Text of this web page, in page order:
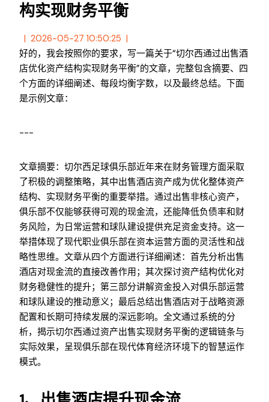
构实现财务平衡
2026-05-27 10:50:25
好的，我会按照你的要求，写一篇关于“切尔西通过出售酒
店优化资产结构实现财务平衡”的文章，完整包含摘要、四
个方面的详细阐述、每段均衡字数，以及最终总结。下面
是示例文章：
---
文章摘要：切尔西足球俱乐部近年来在财务管理方面采取
了积极的调整策略，其中出售酒店资产成为优化整体资产
结构、实现财务平衡的重要举措。通过出售非核心资产，
俱乐部不仅能够获得可观的现金流，还能降低负债率和财
务风险，为日常运营和球队建设提供充足资金支持。这一
举措体现了现代职业俱乐部在资本运营方面的灵活性和战
略性思维。文章从四个方面进行详细阐述：首先分析出售
酒店对现金流的直接改善作用；其次探讨资产结构优化对
财务稳健性的提升；第三部分讲解资金投入对俱乐部运营
和球队建设的推动意义；最后总结出售酒店对于战略资源
配置和长期可持续发展的深远影响。全文通过系统的分
析，揭示切尔西通过资产出售实现财务平衡的逻辑链条与
实际效果，呈现俱乐部在现代体育经济环境下的智慧运作
模式。